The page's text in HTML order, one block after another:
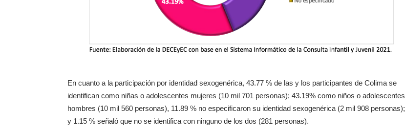
En cuanto a la participación por identidad sexogenérica, 43.77 % de las y los participantes de Colima se
identifican como niñas o adolescentes mujeres (10 mil 701 personas); 43.19% como niños o adolescentes
hombres (10 mil 560 personas), 11.89 % no especificaron su identidad sexogenérica (2 mil 908 personas);
y 1.15 % señaló que no se identifica con ninguno de los dos (281 personas).